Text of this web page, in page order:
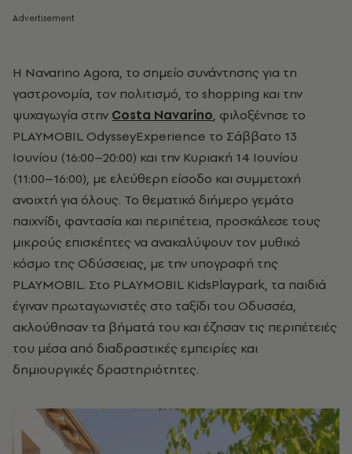
Η Navarino Agora, το σημείο συνάντησης για τη
γαστρονομία, τον πολιτισμό, το shopping και την
ψυχαγωγία στην Costa Navarino, φιλοξένησε το
PLAYMOBIL OdysseyExperience το Σάββατο 13
Ιουνίου (16:00–20:00) και την Κυριακή 14 Ιουνίου
(11:00–16:00), με ελεύθερη είσοδο και συμμετοχή
ανοιχτή για όλους. Το θεματικό διήμερο γεμάτο
παιχνίδι, φαντασία και περιπέτεια, προσκάλεσε τους
μικρούς επισκέπτες να ανακαλύψουν τον μυθικό
κόσμο της Οδύσσειας, με την υπογραφή της
PLAYMOBIL. Στο PLAYMOBIL KidsPlaypark, τα παιδιά
έγιναν πρωταγωνιστές στο ταξίδι του Οδυσσέα,
ακλούθησαν τα βήματά του και έζησαν τις περιπέτειές
του μέσα από διαδραστικές εμπειρίες και
δημιουργικές δραστηριότητες.